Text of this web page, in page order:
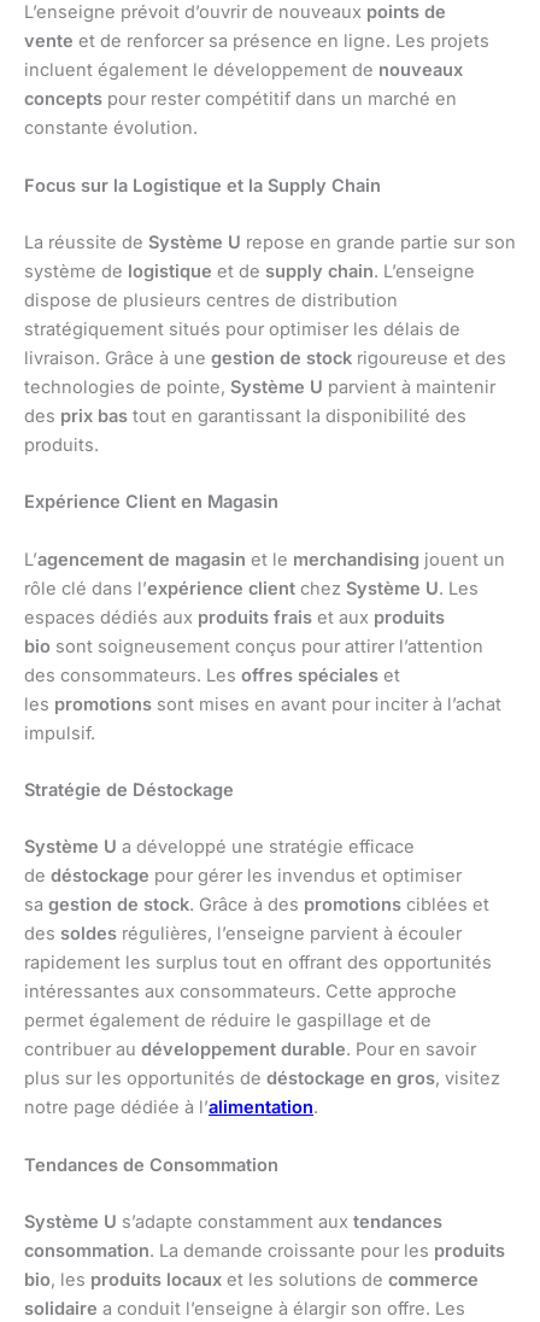
L’enseigne prévoit d’ouvrir de nouveaux points de
vente et de renforcer sa présence en ligne. Les projets
incluent également le développement de nouveaux
concepts pour rester compétitif dans un marché en
constante évolution.
Focus sur la Logistique et la Supply Chain
La réussite de Système U repose en grande partie sur son
système de logistique et de supply chain. L’enseigne
dispose de plusieurs centres de distribution
stratégiquement situés pour optimiser les délais de
livraison. Grâce à une gestion de stock rigoureuse et des
technologies de pointe, Système U parvient à maintenir
des prix bas tout en garantissant la disponibilité des
produits.
Expérience Client en Magasin
L’agencement de magasin et le merchandising jouent un
rôle clé dans l’expérience client chez Système U. Les
espaces dédiés aux produits frais et aux produits
bio sont soigneusement conçus pour attirer l’attention
des consommateurs. Les offres spéciales et
les promotions sont mises en avant pour inciter à l’achat
impulsif.
Stratégie de Déstockage
Système U a développé une stratégie efficace
de déstockage pour gérer les invendus et optimiser
sa gestion de stock. Grâce à des promotions ciblées et
des soldes régulières, l’enseigne parvient à écouler
rapidement les surplus tout en offrant des opportunités
intéressantes aux consommateurs. Cette approche
permet également de réduire le gaspillage et de
contribuer au développement durable. Pour en savoir
plus sur les opportunités de déstockage en gros, visitez
notre page dédiée à l’alimentation.
Tendances de Consommation
Système U s’adapte constamment aux tendances
consommation. La demande croissante pour les produits
bio, les produits locaux et les solutions de commerce
solidaire a conduit l’enseigne à élargir son offre. Les